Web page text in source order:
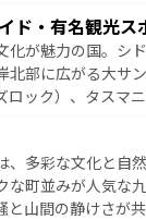
なしの心で訪れ
ミュージック、
新しい発見と感
報はコンテンツ一覧
ド・有名観光ス
が魅力の国。シ
部に広がる大サ
ック）、タスマ
ティビティも充
たまらない。オ
オーストラリア情報はコン
、多彩な文化と自
町並みが人気な
山間の静けさが